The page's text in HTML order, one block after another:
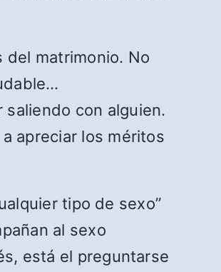
del matrimonio. No
con alguien.
apreciar los méritos
tipo de sexo”
al sexo
está el preguntarse